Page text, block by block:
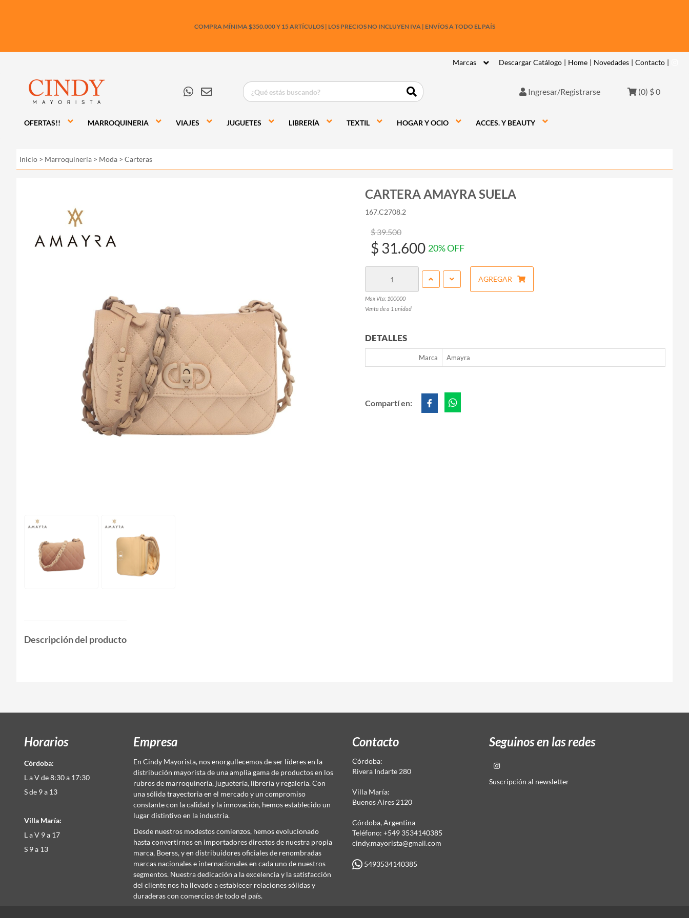
COMPRA MÍNIMA $350.000 Y 15 ARTÍCULOS | LOS PRECIOS NO INCLUYEN IVA | ENVÍOS A TODO EL PAÍS
Marcas Descargar Catálogo | Home | Novedades | Contacto |
Ingresar/Registrarse (0) $ 0
OFERTAS!! MARROQUINERIA VIAJES JUGUETES LIBRERÍA TEXTIL HOGAR Y OCIO ACCES. Y BEAUTY
Inicio > Marroquinería > Moda > Carteras
CARTERA AMAYRA SUELA
167.C2708.2
$ 39.500
$ 31.600 20% OFF
Max Vta: 100000
Venta de a 1 unidad
AGREGAR
DETALLES
Marca Amayra
Compartí en:
Descripción del producto
Horarios
Córdoba:
L a V de 8:30 a 17:30
S de 9 a 13
Villa María:
L a V 9 a 17
S 9 a 13
Empresa
En Cindy Mayorista, nos enorgullecemos de ser líderes en la
distribución mayorista de una amplia gama de productos en los
rubros de marroquinería, juguetería, librería y regalería. Con
una sólida trayectoria en el mercado y un compromiso
constante con la calidad y la innovación, hemos establecido un
lugar distintivo en la industria.
Desde nuestros modestos comienzos, hemos evolucionado
hasta convertirnos en importadores directos de nuestra propia
marca, Boerss, y en distribuidores oficiales de renombradas
marcas nacionales e internacionales en cada uno de nuestros
segmentos. Nuestra dedicación a la excelencia y la satisfacción
del cliente nos ha llevado a establecer relaciones sólidas y
duraderas con comercios de todo el país.
Contacto
Córdoba:
Rivera Indarte 280
Villa María:
Buenos Aires 2120
Córdoba, Argentina
Teléfono: +549 3534140385
cindy.mayorista@gmail.com
5493534140385
Seguinos en las redes
Suscripción al newsletter